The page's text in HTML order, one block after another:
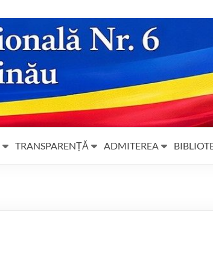
TRANSPARENȚĂ ADMITEREA